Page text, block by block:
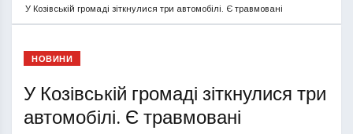
У Козівській громаді зіткнулися три автомобілі. Є травмовані
НОВИНИ
У Козівській громаді зіткнулися три
автомобілі. Є травмовані